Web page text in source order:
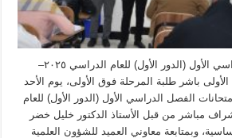
بدء امتحانات الفصل الدراسي الأول (الدور الأول) للعام الدراسي ٢٠٢٥–
الأولى باشر طلبة المرحلة فوق الأولى، يوم الأحد
١/٢٠٢٦، أداء امتحانات الفصل الدراسي الأول (الدور الأول) للعام
٢٠٢٥–٢٠٢٦، بإشراف مباشر من قبل الأستاذ الدكتور خليل خضر
وبمتابعة معاوني العميد للشؤون العلمية